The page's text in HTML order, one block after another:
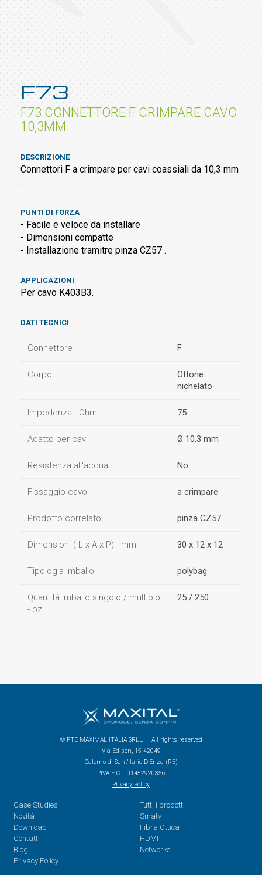
F73
F73 CONNETTORE F CRIMPARE CAVO
10,3MM
DESCRIZIONE
Connettori F a crimpare per cavi coassiali da 10,3 mm
.
PUNTI DI FORZA
- Facile e veloce da installare
- Dimensioni compatte
- Installazione tramitre pinza CZ57 .
APPLICAZIONI
Per cavo K403B3.
DATI TECNICI
Connettore F
Corpo
Ottone
nichelato
Impedenza - Ohm 75
Adatto per cavi Ø 10,3 mm
Resistenza all'acqua No
Fissaggio cavo a crimpare
Prodotto correlato pinza CZ57
Dimensioni ( L x A x P) - mm 30 x 12 x 12
Tipologia imballo polybag
Quantità imballo singolo / multiplo
- pz
25 / 250
© FTE MAXIMAL ITALIA SRLU – All rights reserved
Via Edison, 15 42049
Calerno di Sant’Ilario D’Enza (RE)
P.IVA E C.F. 01452920356
Privacy Policy
Case Studies
Novità
Download
Contatti
Blog
Privacy Policy
Tutti i prodotti
Smatv
Fibra Ottica
HDMI
Networks